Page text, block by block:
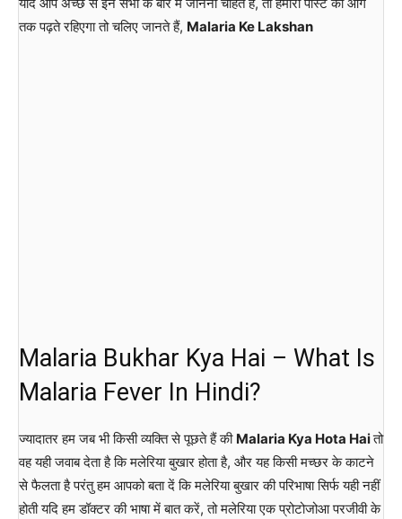
तक पढ़ते रहिएगा तो चलिए जानते हैं, Malaria Ke Lakshan
Malaria Bukhar Kya Hai – What Is
Malaria Fever In Hindi?
ज्यादातर हम जब भी किसी व्यक्ति से पूछते हैं की Malaria Kya Hota Haiतो
वह यही जवाब देता है कि मलेरिया बुखार होता है, और यह किसी मच्छर के काटने
से फैलता है परंतु हम आपको बता दें कि मलेरिया बुखार की परिभाषा सिर्फ यही नहीं
होती यदि हम डॉक्टर की भाषा में बात करें, तो मलेरिया एक प्रोटोजोआ परजीवी के